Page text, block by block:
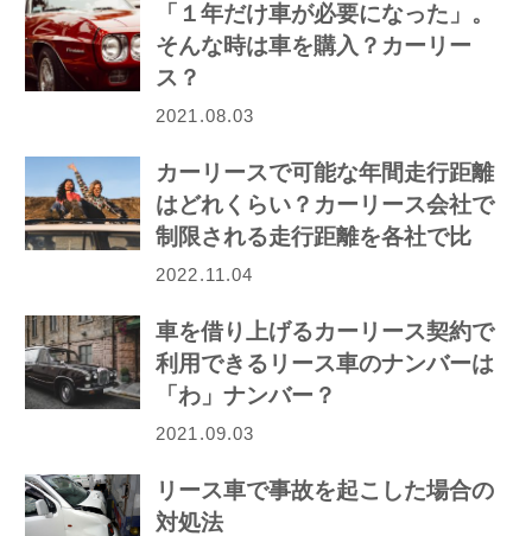
「１年だけ車が必要になった」。
そんな時は車を購入？カーリー
ス？
2021.08.03
カーリースで可能な年間走行距離
はどれくらい？カーリース会社で
制限される走行距離を各社で比
較！
2022.11.04
車を借り上げるカーリース契約で
利用できるリース車のナンバーは
「わ」ナンバー？
2021.09.03
リース車で事故を起こした場合の
対処法